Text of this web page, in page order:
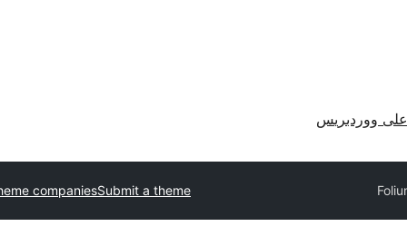
ووردبريس
Submit a theme
companies